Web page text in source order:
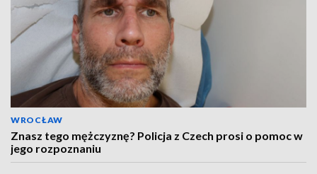
WROCŁAW
Znasz tego mężczyznę? Policja z Czech prosi o pomoc w
jego rozpoznaniu